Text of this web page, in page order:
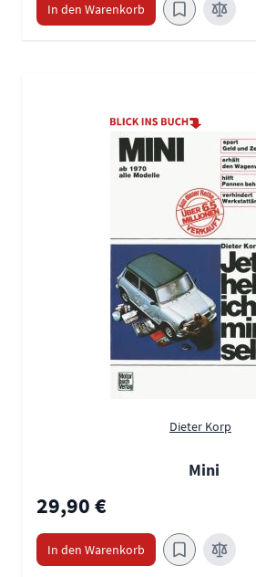
In den Warenkorb
Dieter Korp
Mini
29,90 €
In den Warenkorb